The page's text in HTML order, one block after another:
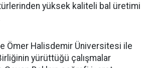
yüksek kaliteli bal üretimi
Ömer Halisdemir Üniversitesi ile
yürüttüğü çalışmalar